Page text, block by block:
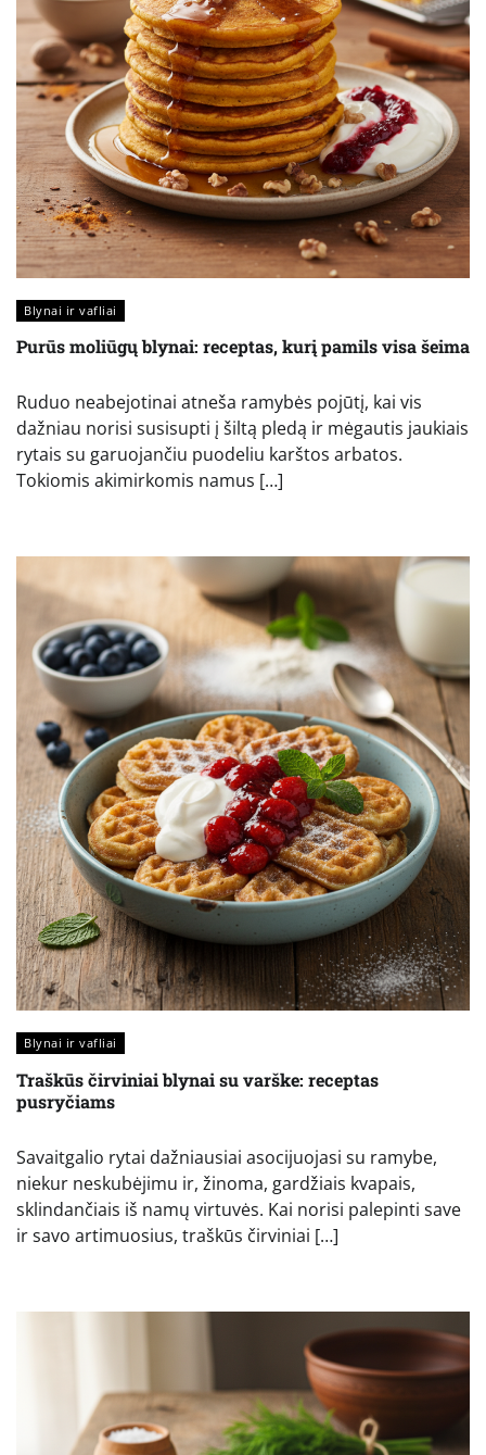
Blynai ir vafliai
Purūs moliūgų blynai: receptas, kurį pamils visa šeima
Ruduo neabejotinai atneša ramybės pojūtį, kai vis
dažniau norisi susisupti į šiltą pledą ir mėgautis jaukiais
rytais su garuojančiu puodeliu karštos arbatos.
Tokiomis akimirkomis namus […]
Blynai ir vafliai
Traškūs čirviniai blynai su varške: receptas
pusryčiams
Savaitgalio rytai dažniausiai asocijuojasi su ramybe,
niekur neskubėjimu ir, žinoma, gardžiais kvapais,
sklindančiais iš namų virtuvės. Kai norisi palepinti save
ir savo artimuosius, traškūs čirviniai […]